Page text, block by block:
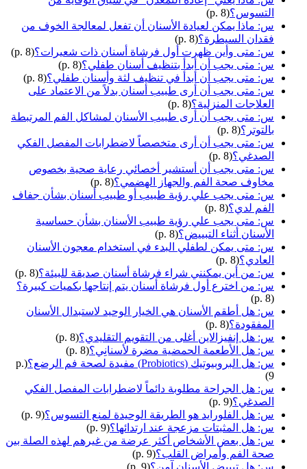
التسوس؟(p. 8)
س: ماذا يمكن لعيادة الأسنان أن تفعل لمعالجة الخوف من
فقدان السيطرة؟(p. 8)
س: متى وأين ظهرت أول فرشاة أسنان ذات شعيرات؟(p. 8)
س: متى يجب أن أبدأ بتنظيف أسنان طفلي؟(p. 8)
س: متى يجب أن أبدأ في تنظيف لثة وأسنان طفلي؟(p. 8)
س: متى يجب أن أرى طبيب أسنان بدلاً من الاعتماد على
العلاجات المنزلية؟(p. 8)
س: متى يجب أن أرى طبيب الأسنان لمشاكل الفم المرتبطة
بالتوتر؟(p. 8)
س: متى يجب أن أرى متخصصاً لاضطرابات المفصل الفكي
الصدغي؟(p. 8)
س: متى يجب أن أستشير أخصائي رعاية صحية بخصوص
مخاوف صحة الفم والجهاز الهضمي؟(p. 8)
س: متى يجب علي رؤية طبيب أو طبيب أسنان بشأن جفاف
الفم لدي؟(p. 8)
س: متى يجب علي رؤية طبيب الأسنان بشأن حساسية
الأسنان أثناء التبييض؟(p. 8)
س: متى يمكن لطفلي البدء في استخدام معجون الأسنان
العادي؟(p. 8)
س: من أين يمكنني شراء فرشاة أسنان صديقة للبيئة؟(p. 8)
س: من اخترع أول فرشاة أسنان يتم إنتاجها بكميات كبيرة؟
(p. 8)
س: هل أطقم الأسنان هي الخيار الوحيد لاستبدال الأسنان
المفقودة؟(p. 8)
س: هل إنفيزالاين أغلى من التقويم التقليدي؟(p. 8)
س: هل الأطعمة الحمضية مضرة لأسنانِي؟(p. 8)
س: هل البروبيوتيك (Probiotics) مفيدة لصحة فم الرضع؟
(p.
9)
س: هل الجراحة مطلوبة دائماً لاضطرابات المفصل الفكي
الصدغي؟(p. 9)
س: هل الفلورايد هو الطريقة الوحيدة لمنع التسوس؟(p. 9)
س: هل المثبتات مزعجة عند ارتدائها؟(p. 9)
س: هل بعض الأشخاص أكثر عرضة من غيرهم لهذه الصلة بين
صحة الفم وأمراض القلب؟(p. 9)